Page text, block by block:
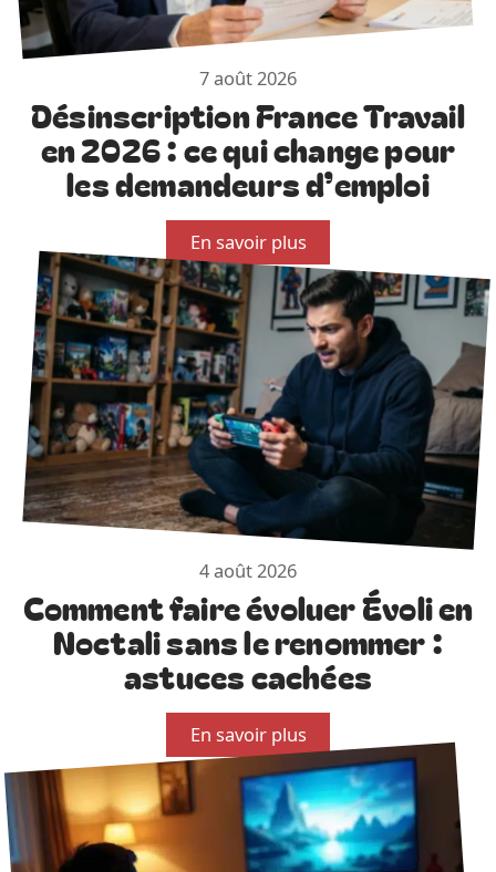
7 août 2026
Désinscription France Travail
en 2026 : ce qui change pour
les demandeurs d’emploi
En savoir plus
4 août 2026
Comment faire évoluer Évoli en
Noctali sans le renommer :
astuces cachées
En savoir plus